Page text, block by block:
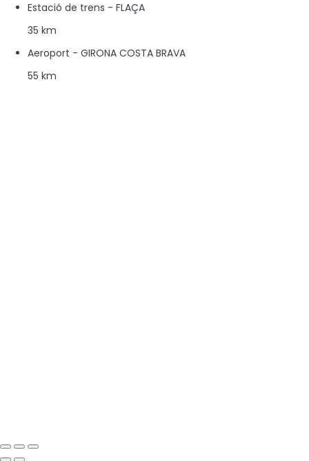
Estació de trens - FLAÇA
35 km
Aeroport - GIRONA COSTA BRAVA
55 km